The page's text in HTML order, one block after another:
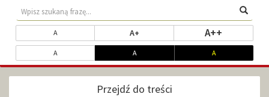
Wyszukaj
treści
serwisie
Wpisz
szukaną
rozmiar
Austaw standardowy rozmiar tekstu
A+ustaw powiększony rozmiar
A++
kontrast
Austaw kontrast standardowy
Austaw kontrast biały na czarnym
Austaw kontrast
Przejdź do treści